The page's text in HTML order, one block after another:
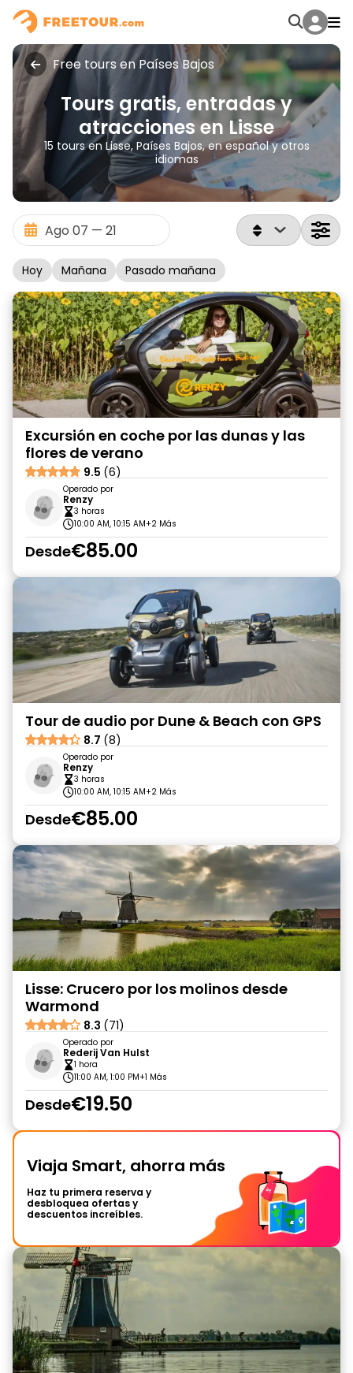
Free tours en Países Bajos
Tours gratis, entradas y
atracciones en Lisse
15 tours en Lisse, Países Bajos, en español y otros
idiomas
Hoy Mañana Pasado mañana
Excursión en coche por las dunas y las
flores de verano
9.5 (6)
Operado por
Renzy
3 horas
10:00 AM, 10:15 AM+2 Más
Desde€85.00
Tour de audio por Dune & Beach con GPS
8.7 (8)
Operado por
Renzy
3 horas
10:00 AM, 10:15 AM+2 Más
Desde€85.00
Lisse: Crucero por los molinos desde
Warmond
8.3 (71)
Operado por
Rederij Van Hulst
1 hora
11:00 AM, 1:00 PM+1 Más
Desde€19.50
Viaja Smart, ahorra más
Haz tu primera reserva y
desbloquea ofertas y
descuentos increíbles.